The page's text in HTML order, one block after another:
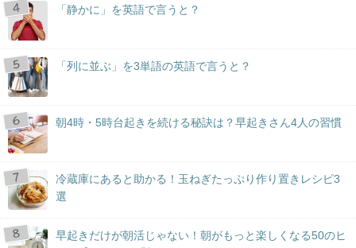
「静かに」を英語で言うと？
「列に並ぶ」を3単語の英語で言うと？
朝4時・5時台起きを続ける秘訣は？早起きさん4人の習慣
冷蔵庫にあると助かる！玉ねぎたっぷり作り置きレシピ3
選
早起きだけが朝活じゃない！朝がもっと楽しくなる50のヒ